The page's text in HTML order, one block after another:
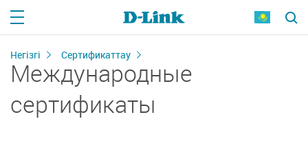
Негізгі Сертификаттау
Международные
сертификаты